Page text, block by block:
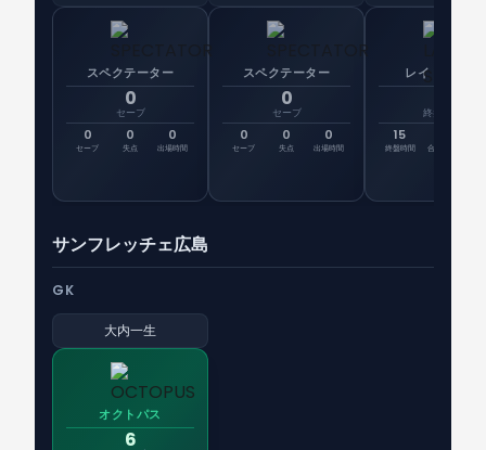
スペクテーター
0
セーブ
0
セーブ
0
失点
0
出場時間
スペクテーター
0
セーブ
0
セーブ
0
失点
0
出場時間
レイトシフト
終盤時間
15
終盤時間 合計時間
サンフレッチェ広島
GK
大内一生
オクトパス
6